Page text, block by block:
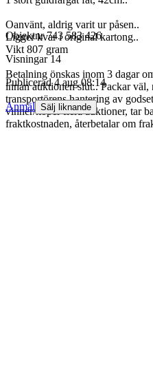
Oanvänt, aldrig varit ur påsen..
Ligger kvar i original kartong..
Vikt 807 gram
Betalning önskas inom 3 dagar
innan auktionen slut.. Packar väl,
transportörens hantering av
vinner/köper flera auktioner, tar
fraktkostnaden, återbetalar om
Objektnr 743 583 426
Visningar 14
Publicerad 4 aug 08:14
Anmäl Sälj liknande